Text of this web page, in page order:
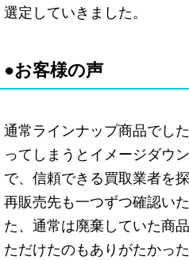
選定していきました。
●お客様の声
通常ラインナップ商品でし
ってしまうとイメージダウ
で、信頼できる買取業者を
再販売先も一つずつ確認い
た、通常は廃棄していた商
ただけたのもありがたかった